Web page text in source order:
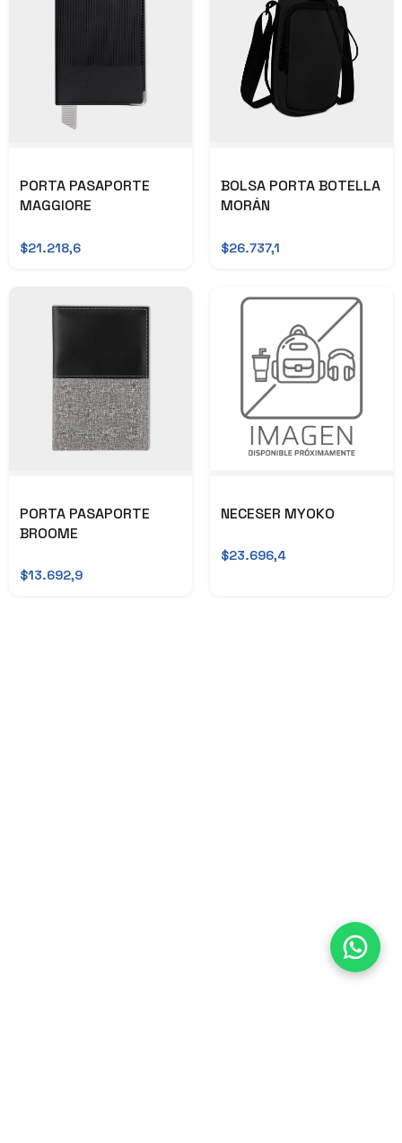
PORTA PASAPORTE
MAGGIORE
$21.218,6
BOLSA PORTA BOTELLA
MORÁN
$26.737,1
PORTA PASAPORTE
BROOME
$13.692,9
NECESER MYOKO
$23.696,4